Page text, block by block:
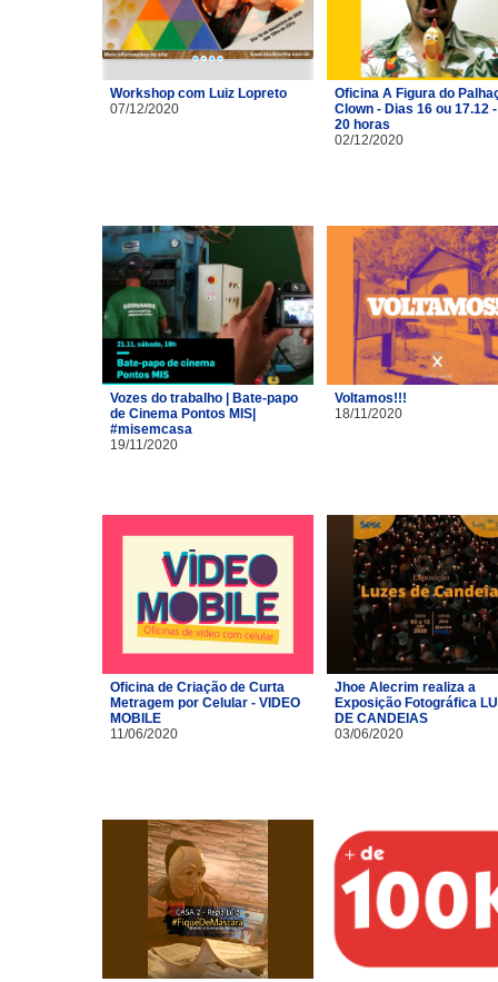
Workshop com Luiz Lopreto
07/12/2020
Oficina A Figura do
Clown - Dias 16 ou 17.12
20 horas
02/12/2020
Vozes do trabalho | Bate-papo
de Cinema Pontos MIS|
#misemcasa
19/11/2020
Voltamos!!!
18/11/2020
Oficina de Criação de Curta
Metragem por Celular - VIDEO
MOBILE
11/06/2020
Jhoe Alecrim realiza a
Exposição Fotográfica
DE CANDEIAS
03/06/2020